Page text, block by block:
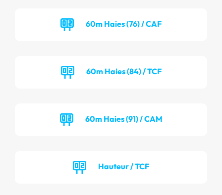
60m Haies (76) / CAF
60m Haies (84) / TCF
60m Haies (91) / CAM
Hauteur / TCF